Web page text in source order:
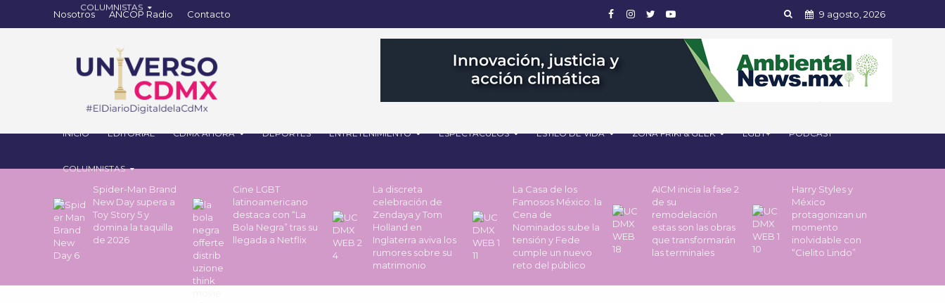
Nosotros ANCOP Radio Contacto 9 agosto, 2026
INICIO EDITORIAL CDMX AHORA DEPORTES ENTRETENIMIENTO ESPECTÁCULOS ESTILO DE VIDA ZONA FRIKI & GEEK LGBT+ PODCAST
COLUMNISTAS
Spider-Man Brand
New Day supera a
Toy Story 5 y
domina la taquilla
de 2026
Cine LGBT
latinoamericano
destaca con “La
Bola Negra” tras su
llegada a Netflix
La discreta
celebración de
Zendaya y Tom
Holland en
Inglaterra aviva los
rumores sobre su
matrimonio
La Casa de los
Famosos México: la
Cena de
Nominados sube la
tensión y Fede
cumple un nuevo
reto del público
AICM inicia la fase 2
de su
remodelación
estas son las obras
que transformarán
las terminales
Harry Styles y
México
protagonizan un
momento
inolvidable con
“Cielito Lindo”